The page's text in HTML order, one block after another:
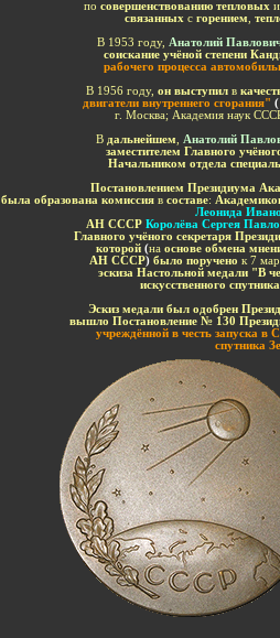
по совершенствованию тепловых
связанных с горением
В 1953 году, Анатолий
соискание учёной степени
рабочего процесса
В 1956 году, он выступил в
двигатели внутреннего сгорания" (
г. Москва; Академия наук
В дальнейшем
Анатолий
заместителем Главного
Начальником отдела
Постановлением Президиума
была образована комиссия в составе:
Леонида
АН СССР Королёва Сергея
Главного учёного секретаря
которой (на основе обмена
АН СССР) было поручено к 7
эскиза Настольной медали "В
искусственного
Эскиз медали был одобрен
вышло Постановление № 130
учреждённой в честь запуска в
спутника